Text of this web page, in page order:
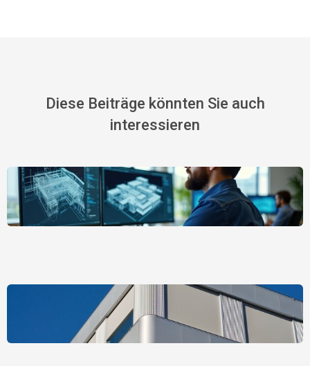
Diese Beiträge könnten Sie auch
interessieren